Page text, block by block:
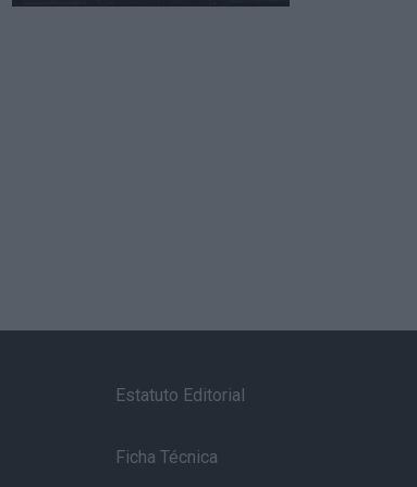
Estatuto Editorial
Ficha Técnica